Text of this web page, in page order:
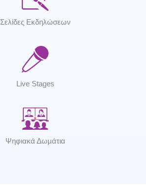
Σελίδες Εκδηλώσεων
Live Stages
Ψηφιακά Δωμάτια